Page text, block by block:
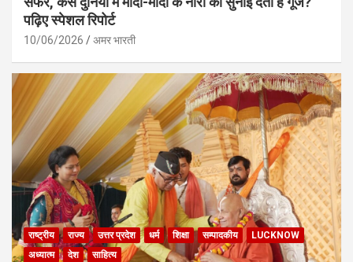
पढ़िए स्पेशल रिपोर्ट
10/06/2026 अमर भारती
राष्ट्रीय राज्य उत्तर प्रदेश धर्म शिक्षा सम्पादकीय
LUCKNOW
अध्यात्म
देश साहित्य